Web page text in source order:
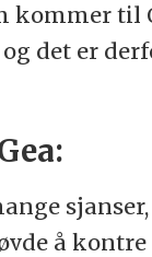
kommer til
og det er
å kontre